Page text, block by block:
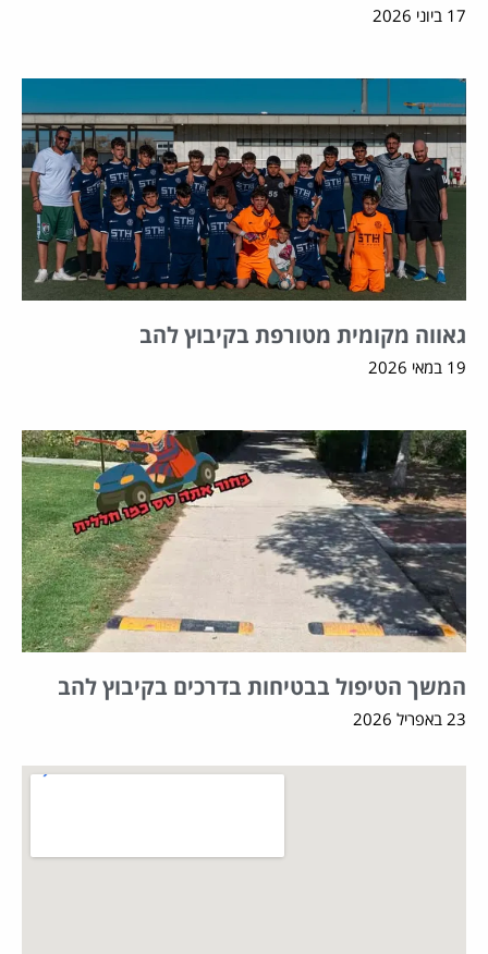
17 ביוני 2026
גאווה מקומית מטורפת בקיבוץ להב
19 במאי 2026
המשך הטיפול בבטיחות בדרכים בקיבוץ להב
23 באפריל 2026